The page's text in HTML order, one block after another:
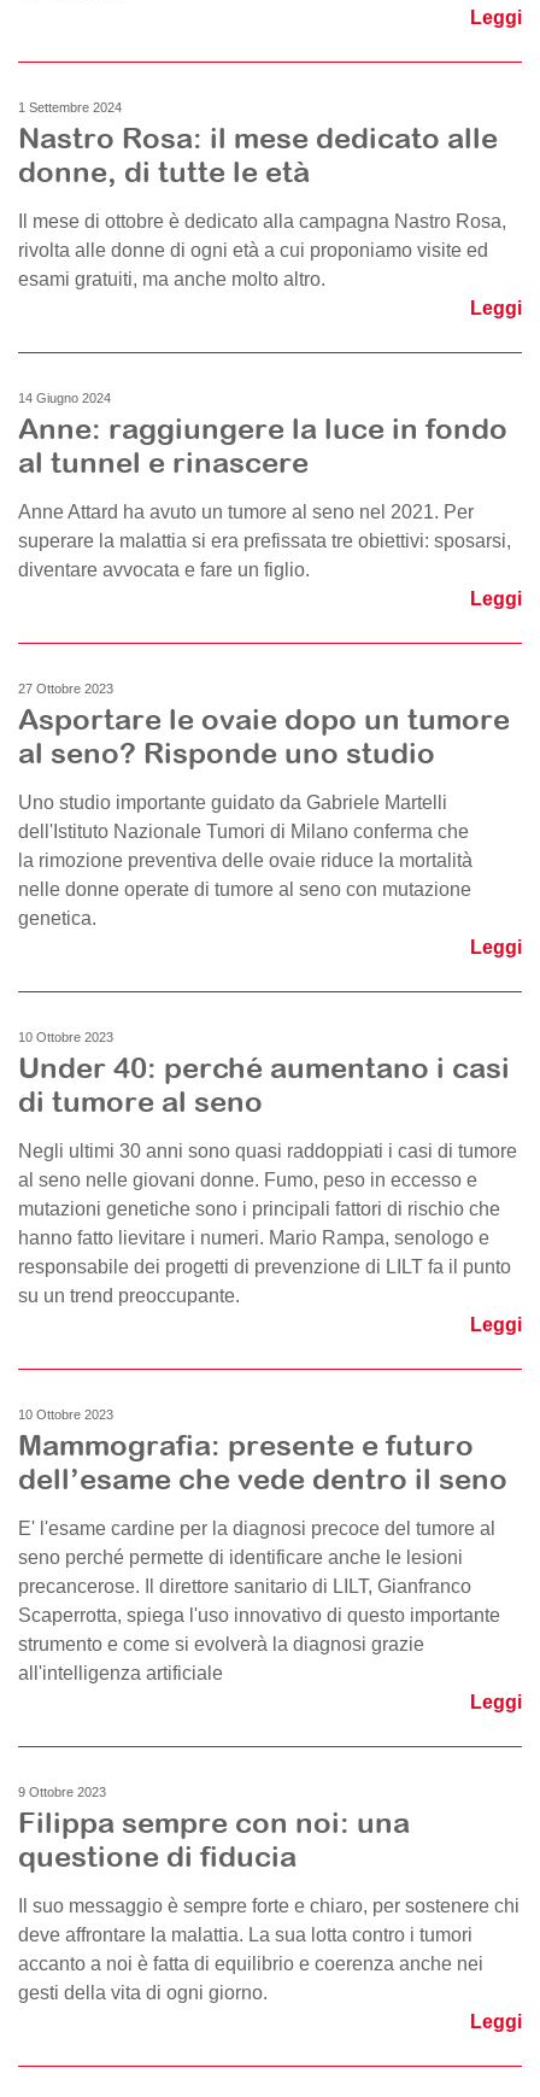
Leggi
1 Settembre 2024
Nastro Rosa: il mese dedicato alle
donne, di tutte le età
Il mese di ottobre è dedicato alla campagna Nastro Rosa,
rivolta alle donne di ogni età a cui proponiamo visite ed
esami gratuiti, ma anche molto altro.
Leggi
14 Giugno 2024
Anne: raggiungere la luce in fondo
al tunnel e rinascere
Anne Attard ha avuto un tumore al seno nel 2021. Per
superare la malattia si era prefissata tre obiettivi: sposarsi,
diventare avvocata e fare un figlio.
Leggi
27 Ottobre 2023
Asportare le ovaie dopo un tumore
al seno? Risponde uno studio
Uno studio importante guidato da Gabriele Martelli
dell'Istituto Nazionale Tumori di Milano conferma che
la rimozione preventiva delle ovaie riduce la mortalità
nelle donne operate di tumore al seno con mutazione
genetica.
Leggi
10 Ottobre 2023
Under 40: perché aumentano i casi
di tumore al seno
Negli ultimi 30 anni sono quasi raddoppiati i casi di tumore
al seno nelle giovani donne. Fumo, peso in eccesso e
mutazioni genetiche sono i principali fattori di rischio che
hanno fatto lievitare i numeri. Mario Rampa, senologo e
responsabile dei progetti di prevenzione di LILT fa il punto
su un trend preoccupante.
Leggi
10 Ottobre 2023
Mammografia: presente e futuro
dell’esame che vede dentro il seno
E' l'esame cardine per la diagnosi precoce del tumore al
seno perché permette di identificare anche le lesioni
precancerose. Il direttore sanitario di LILT, Gianfranco
Scaperrotta, spiega l'uso innovativo di questo importante
strumento e come si evolverà la diagnosi grazie
all'intelligenza artificiale
Leggi
9 Ottobre 2023
Filippa sempre con noi: una
questione di fiducia
Il suo messaggio è sempre forte e chiaro, per sostenere chi
deve affrontare la malattia. La sua lotta contro i tumori
accanto a noi è fatta di equilibrio e coerenza anche nei
gesti della vita di ogni giorno.
Leggi